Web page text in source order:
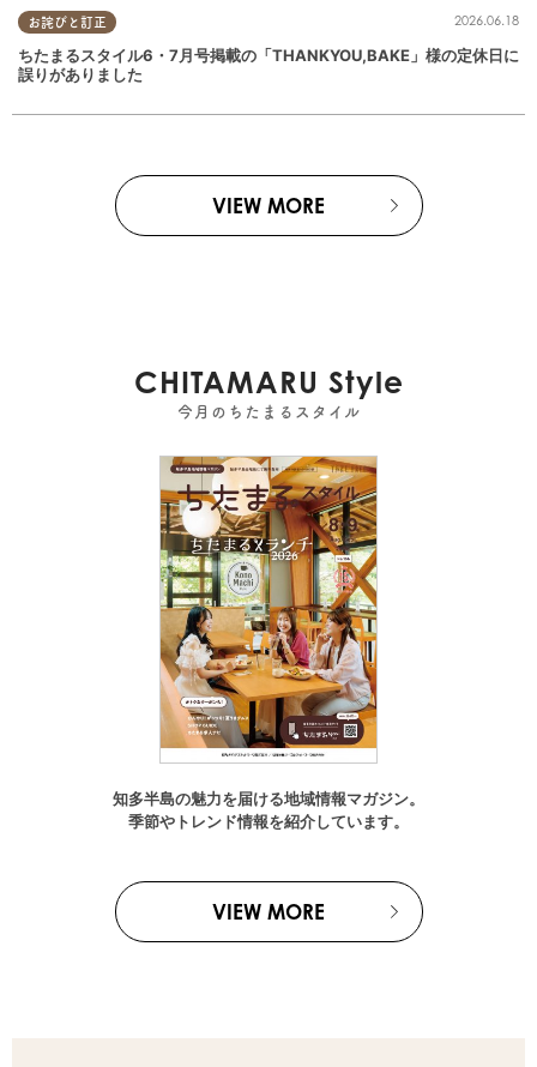
お詫びと訂正 2026.06.18
ちたまるスタイル6・7月号掲載の「THANKYOU,BAKE」様の定休日に
誤りがありました
VIEW MORE
CHITAMARU Style
今月のちたまるスタイル
知多半島の魅力を届ける地域情報マガジン。
季節やトレンド情報を紹介しています。
VIEW MORE